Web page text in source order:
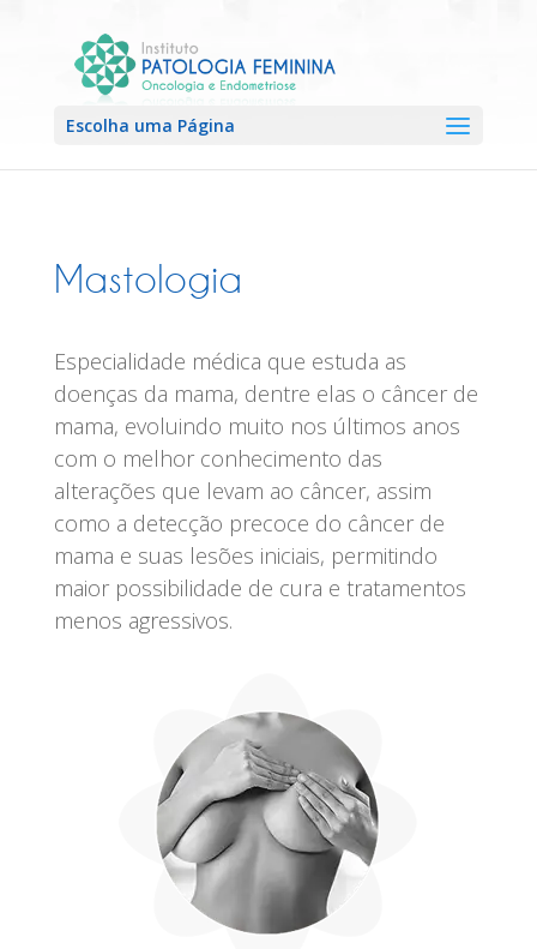
Escolha uma Página
Mastologia
Especialidade médica que estuda as
doenças da mama, dentre elas o câncer de
mama, evoluindo muito nos últimos anos
com o melhor conhecimento das
alterações que levam ao câncer, assim
como a detecção precoce do câncer de
mama e suas lesões iniciais, permitindo
maior possibilidade de cura e tratamentos
menos agressivos.